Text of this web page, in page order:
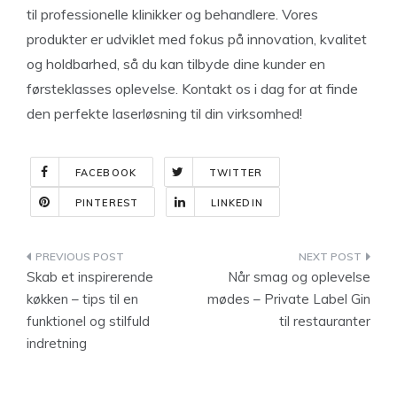
til professionelle klinikker og behandlere. Vores
produkter er udviklet med fokus på innovation, kvalitet
og holdbarhed, så du kan tilbyde dine kunder en
førsteklasses oplevelse. Kontakt os i dag for at finde
den perfekte laserløsning til din virksomhed!
FACEBOOK TWITTER
PINTEREST LINKEDIN
Indlægsnavigation
Skab et inspirerende
køkken – tips til en
funktionel og stilfuld
indretning
Når smag og oplevelse
mødes – Private Label Gin
til restauranter